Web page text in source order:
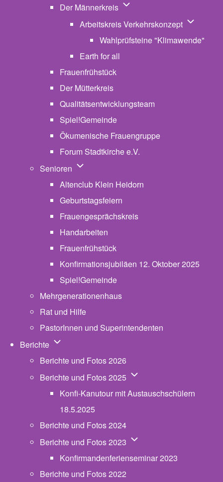
Der Männerkreis Unternavigation von Der
Arbeitskreis Verkehrskonzept
Wahlprüfsteine "Klimawende"
Earth for all
Frauenfrühstück
Der Mütterkreis
Qualitätsentwicklungsteam
Spiel!Gemeinde
Ökumenische Frauengruppe
Forum Stadtkirche e.V.
Senioren Unternavigation von Senioren
Altenclub Klein Heidorn
Geburtstagsfeiern
Frauengesprächskreis
Handarbeiten
Frauenfrühstück
Konfirmationsjubiläen 12. Oktober 2025
Spiel!Gemeinde
Mehrgenerationenhaus
Rat und Hilfe
PastorInnen und Superintendenten
Berichte Unternavigation von Berichte
Berichte und Fotos 2026
Berichte und Fotos 2025 Unternavigation von
Konfi-Kanutour mit Austauschschülern
18.5.2025
Berichte und Fotos 2024
Berichte und Fotos 2023 Unternavigation von
Konfirmandenferienseminar 2023
Berichte und Fotos 2022